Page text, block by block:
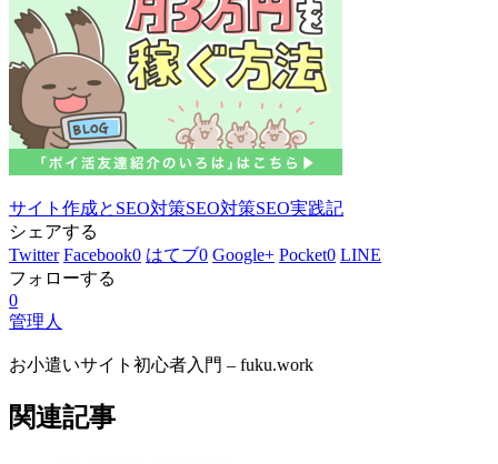
サイト作成とSEO対策SEO対策SEO実践記
シェアする
Twitter Facebook0 はてブ0 Google+ Pocket0 LINE
フォローする
0
管理人
お小遣いサイト初心者入門 – fuku.work
関連記事